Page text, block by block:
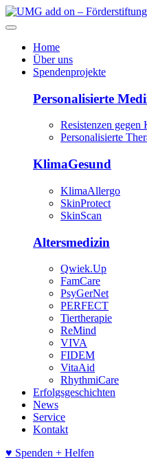
Home
Über uns
Spendenprojekte
Personalisierte
Resistenzen gegen
Personalisierte
KlimaGesund
KlimaAllergo
SkinProtect
SkinScan
Altersmedizin
Qwiek.Up
FamCare
PsyGerNet
PERFECT
Tiertherapie
ReMind
VIVA
FIDEM
VitaAid
RhythmiCare
Erfolgsgeschichten
News
Service
Kontakt
♥ Spenden + Helfen